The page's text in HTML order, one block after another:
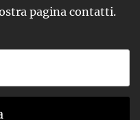
pagina contatti.